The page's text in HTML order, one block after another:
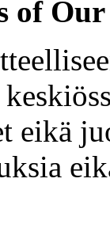
of
eikä